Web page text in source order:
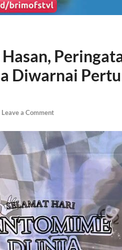
Diwarnai
Leave a Comment